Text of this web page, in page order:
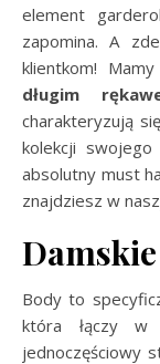
element
zapomina. A
klientkom!
długim
charakteryzują
kolekcji
absolutny must
znajdziesz w
Body to
która łączy
jednoczęściowy